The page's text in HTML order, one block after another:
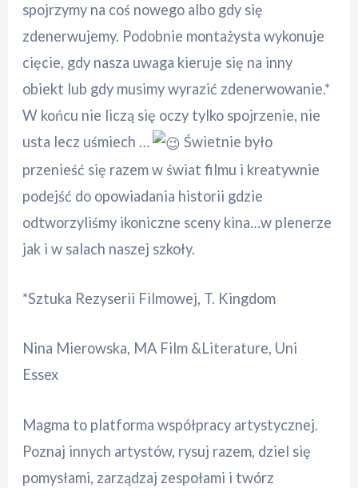
spojrzymy na coś nowego albo gdy się
zdenerwujemy. Podobnie montażysta wykonuje
cięcie, gdy nasza uwaga kieruje się na inny
obiekt lub gdy musimy wyrazić zdenerwowanie.*
W końcu nie liczą się oczy tylko spojrzenie, nie
usta lecz uśmiech …
Świetnie było
przenieść się razem w świat filmu i kreatywnie
podejść do opowiadania historii gdzie
odtworzyliśmy ikoniczne sceny kina…w plenerze
jak i w salach naszej szkoły.
*Sztuka Rezyserii Filmowej, T. Kingdom
Nina Mierowska, MA Film &Literature, Uni
Essex
Magma to platforma współpracy artystycznej.
Poznaj innych artystów, rysuj razem, dziel się
pomysłami, zarządzaj zespołami i twórz